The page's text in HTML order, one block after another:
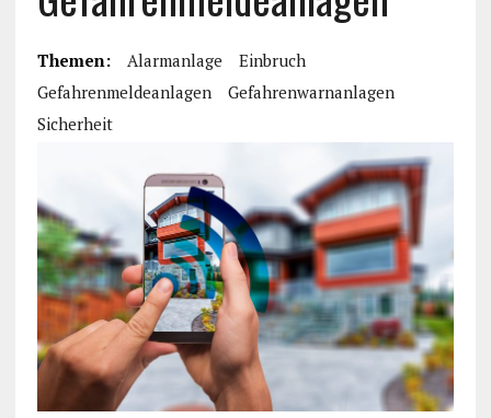
Themen: Alarmanlage
Einbruch
Gefahrenmeldeanlagen
Gefahrenwarnanlagen
Sicherheit